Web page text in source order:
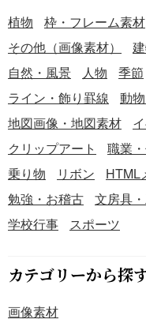
植物 枠・フレーム素材
その他（画像素材）
自然・風景
人物 季節
ライン・飾り罫線
動
地図画像・地図素材
クリップアート
職業
乗り物
リボン HTML
勉強・お稽古
文房具
学校行事
スポーツ
カテゴリーから探
画像素材